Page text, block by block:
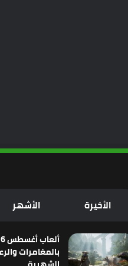
الأخيرة الأشهر
بالمغامرات